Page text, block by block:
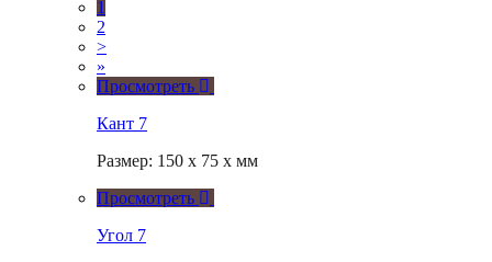
1
2
>
»
Просмотреть
Кант 7
Размер: 150 x 75 x мм
Просмотреть
Угол 7